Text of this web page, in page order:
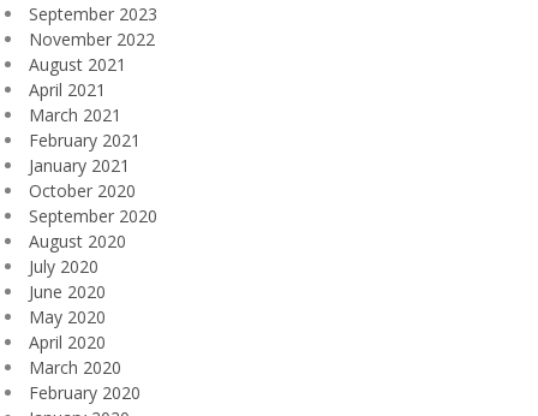
September 2023
November 2022
August 2021
April 2021
March 2021
February 2021
January 2021
October 2020
September 2020
August 2020
July 2020
June 2020
May 2020
April 2020
March 2020
February 2020